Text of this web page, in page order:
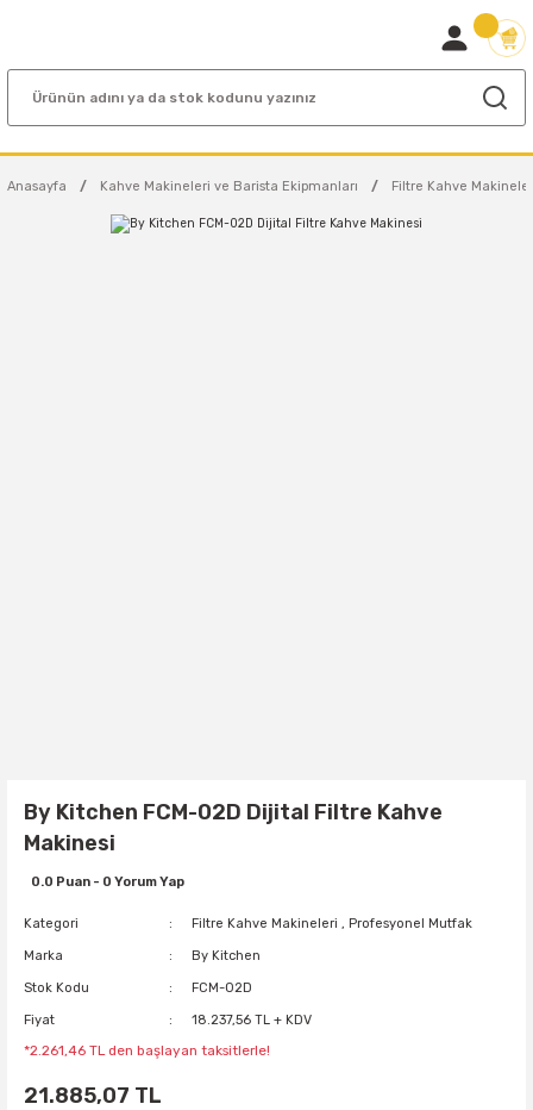
Anasayfa Kahve Makineleri ve Barista Ekipmanları Filtre Kahve
By Kitchen FCM-02D Dijital Filtre Kahve
Makinesi
0.0 Puan - 0 Yorum Yap
Kategori Filtre Kahve Makineleri , Profesyonel Mutfak
Marka By Kitchen
Stok Kodu FCM-02D
Fiyat 18.237,56 TL + KDV
*2.261,46 TL den başlayan taksitlerle!
21.885,07 TL